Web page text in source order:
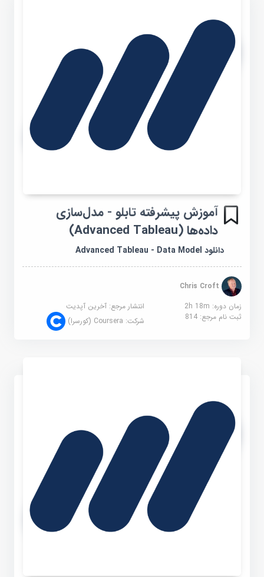
آموزش پیشرفته تابلو - مدل‌سازی
داده‌ها (Advanced Tableau)
دانلود Advanced Tableau - Data Model
Chris Croft
زمان دوره: 2h 18m
انتشار مرجع:آخرین آپدیت
ثبت نام مرجع:814 شرکت:Coursera (کورسرا)